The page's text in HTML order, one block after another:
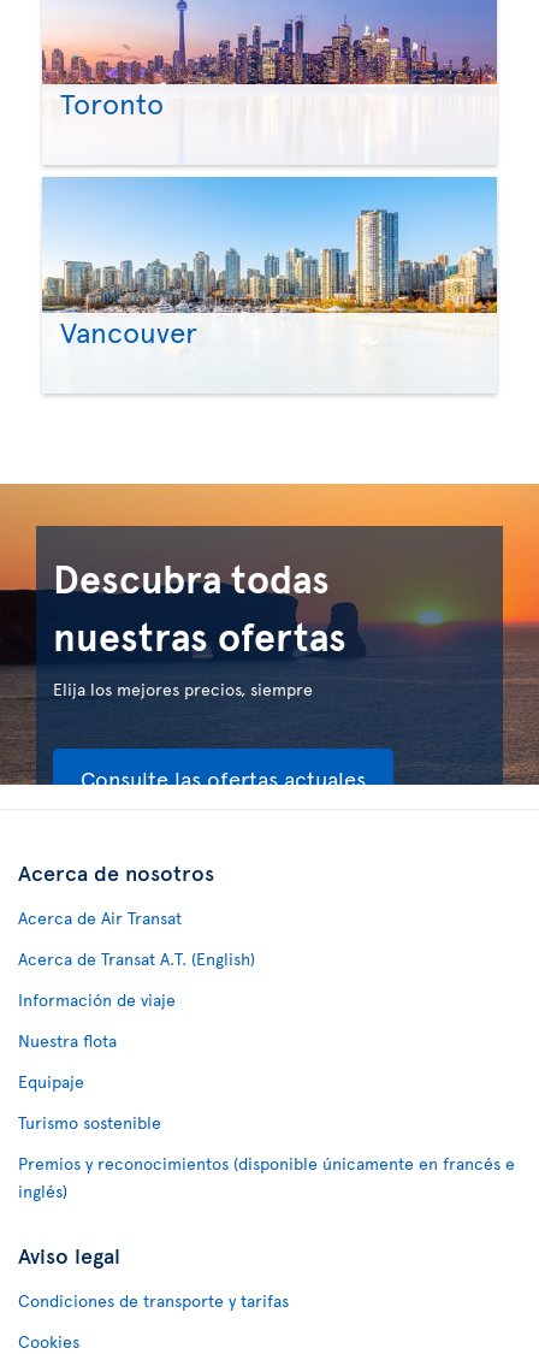
Toronto
Vancouver
Descubra todas
nuestras ofertas
Elija los mejores precios, siempre
Consulte las ofertas actuales
Acerca de nosotros
Acerca de Air Transat
Acerca de Transat A.T. (English)
Información de viaje
Nuestra flota
Equipaje
Turismo sostenible
Premios y reconocimientos (disponible únicamente en francés e
inglés)
Aviso legal
Condiciones de transporte y tarifas
Cookies